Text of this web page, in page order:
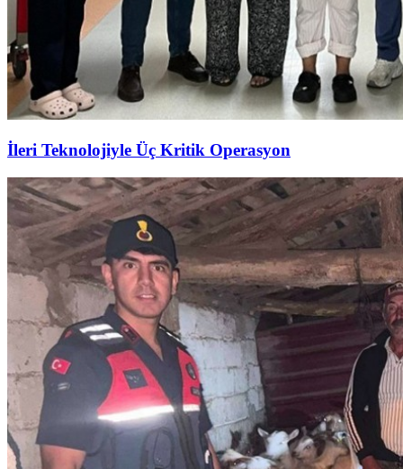
İleri Teknolojiyle Üç Kritik Operasyon